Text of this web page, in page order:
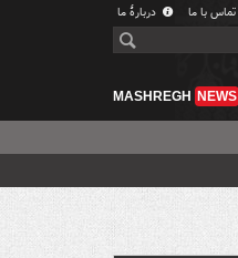
تماس با ما دربارهٔ ما
MASHREGH NEWS